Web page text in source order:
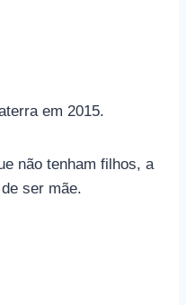
em 2015.
não tenham filhos, a
ser mãe.